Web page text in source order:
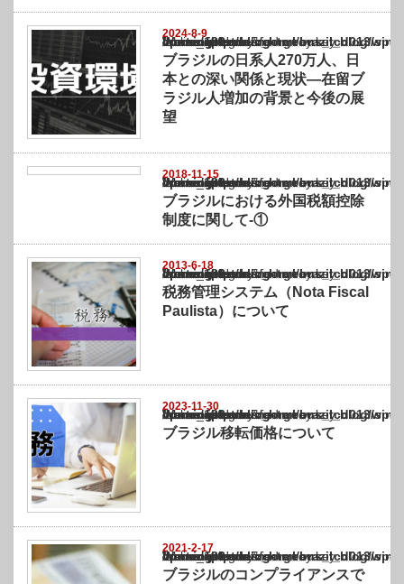
2024-8-9
Warning
: Undefined array key "show_category" in
/home/netst/kuno-cpa.co.jp/public_html/brazil_blog/wp-content/themes/
on line183
ブラジルの日系人270万人、日
本との深い関係と現状—在留ブ
ラジル人増加の背景と今後の展
望
2018-11-15
Warning
: Undefined array key "show_category" in
/home/netst/kuno-cpa.co.jp/public_html/brazil_blog/wp-content/themes/
on line183
ブラジルにおける外国税額控除
制度に関して-①
2013-6-18
Warning
: Undefined array key "show_category" in
/home/netst/kuno-cpa.co.jp/public_html/brazil_blog/wp-content/themes/
on line183
税務管理システム（Nota Fiscal
Paulista）について
2023-11-30
Warning
: Undefined array key "show_category" in
/home/netst/kuno-cpa.co.jp/public_html/brazil_blog/wp-content/themes/
on line183
ブラジル移転価格について
2021-2-17
Warning
: Undefined array key "show_category" in
/home/netst/kuno-cpa.co.jp/public_html/brazil_blog/wp-content/themes/
on line183
ブラジルのコンプライアンスで